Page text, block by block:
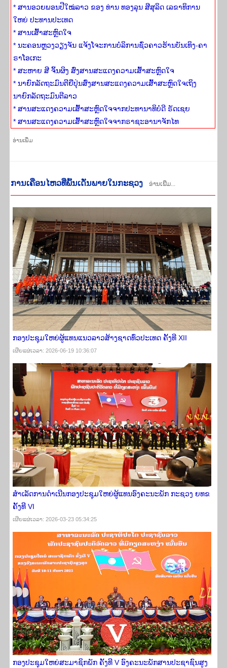
* ສານອວຍພອນປີໃໝ່ລາວ ຂອງ ທ່ານ ທອງລຸນ ສີສຸລິດ ເລຂາທິການ
ໃຫຍ່ ປະທານປະເທດ
* ສານເສົ້າສະຫຼົດໃຈ
* ນະຄອນຫຼວງວຽງຈັນ ແຈ້ງໂຈະການບໍລິການຊົ່ວຄາວຮ້ານບັນເທິງ-ຄາ
ຣາໂອເກະ
* ສະຫາຍ ສີ ຈິ້ນຜິງ ສົ່ງສານສະແດງຄວາມເສົ້າສະຫຼົດໃຈ
* ນາຍົກລັດຖະມົນຕີຍີ່ປຸ່ນສົ່ງສານສະແດງຄວາມເສົ້າສະຫຼົດໃຈເຖິງ
ນາຍົກລັດຖະມົນຕີລາວ
* ສານສະແດງຄວາມເສົ້າສະຫຼົດໃຈຈາກປະທານາທິບໍດີ ຣັດເຊຍ
* ສານສະແດງຄວາມເສົ້າສະຫຼົດໃຈຈາກຣາຊະອານາຈັກໄທ
ອ່ານ​ເພີ່​ມ
ການ​ເຄືອນ​ໄຫວ​ທີ່​ພົ້ນ​ເດັ່ນພາຍ​ໃນ​ກະ​ຊວງ ອ່ານເພີ່ມ...
ກອງປະຊຸມໃຫຍ່ຜູ້ແທນແນວລາວສ້າງຊາດທົ່ວປະເທດ ຄັ້ງທີ XII
ເຜີຍ​ແຜ່​ເວ​ລາ: 2026-06-19 10:36:07
ສຳເລັດການດຳເນີນກອງປະຊຸມໃຫຍ່ຜູ້ແທນອົງຄະນະພັກ ກະຊວງ ຍທຂ
ຄັ້ງທີ VI
ເຜີຍ​ແຜ່​ເວ​ລາ: 2026-03-23 05:34:25
ກອງ​ປະຊຸມ​​ໃຫຍ່ສະມາຊິກພັກ ຄັ້ງ​ທີ V ອົງຄະ​ນະພັກສາ​ນປະຊາຊົນ​ສູງ​